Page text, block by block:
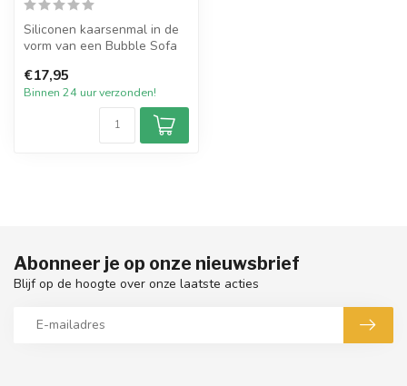
Siliconen kaarsenmal in de
vorm van een Bubble Sofa
...
€17,95
Binnen 24 uur verzonden!
Abonneer je op onze nieuwsbrief
Blijf op de hoogte over onze laatste acties